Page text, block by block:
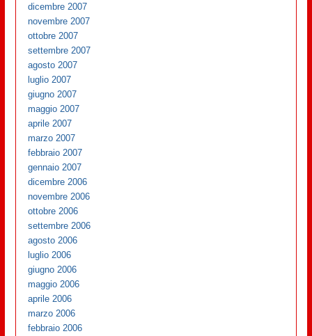
dicembre 2007
novembre 2007
ottobre 2007
settembre 2007
agosto 2007
luglio 2007
giugno 2007
maggio 2007
aprile 2007
marzo 2007
febbraio 2007
gennaio 2007
dicembre 2006
novembre 2006
ottobre 2006
settembre 2006
agosto 2006
luglio 2006
giugno 2006
maggio 2006
aprile 2006
marzo 2006
febbraio 2006